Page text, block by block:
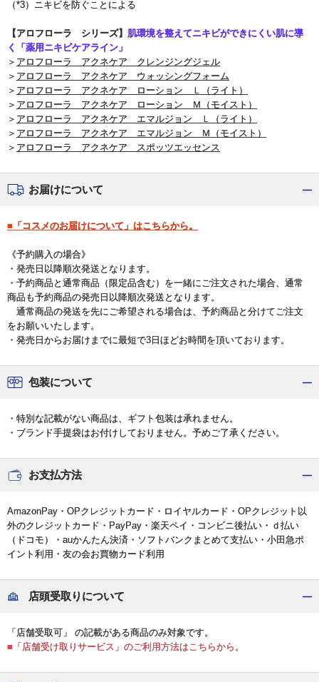
（*3）ニキビを防ぐことによる
【アロフローラ シリーズ】 肌環境を整えてニキビができにくい肌に導
く「薬用ニキビケアライン」
＞ アロフローラ アクネケア クレンジングジェル
＞ アロフローラ アクネケア ウォッシングフォーム
＞ アロフローラ アクネケア ローション Ｌ（ライト）
＞ アロフローラ アクネケア ローション Ｍ（モイスト）
＞ アロフローラ アクネケア エマルジョン Ｌ（ライト）
＞ アロフローラ アクネケア エマルジョン Ｍ（モイスト）
＞ アロフローラ アクネケア スポッツエッセンス
お届けについて
■「コスメのお届けについて」はこちらから。
《予約購入の場合》
・発売日以降順次発送となります。
・予約商品と通常商品（限定品含む）を一緒にご注文された場合、通常
商品も予約商品の発売日以降順次発送となります。
通常商品の発送を先にご希望される場合は、予約商品と分けてご注文
をお願いいたします。
・発売日からお届けまでに最短で3日ほどお時間を頂いております。
包装について
・特別な記載がない商品は、ギフト包装は承れません。
・ブランド手提袋はお付けしておりません。予めご了承ください。
お支払方法
AmazonPay・OPクレジットカード・ロイヤルカード・OPクレジット以
外のクレジットカード・PayPay・楽天ペイ・コンビニ後払い・ｄ払い
（ドコモ）・auかんたん決済・ソフトバンクまとめて支払い・小田急ポ
イント利用・友の会お買物カード利用
店頭受取りについて
「店舗受取可」 の記載がある商品のみ対象です。
■「店舗受け取りサービス」のご利用方法はこちらから。